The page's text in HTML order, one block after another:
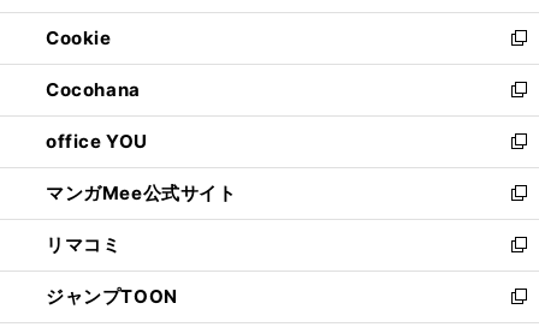
開
く
ウ
で
開
く
ン
ド
ウ
で
開
く
ウ
ィ
ン
ド
ウ
で
開
く
Cookie
新
し
い
ウ
ィ
ン
ド
ウ
で
開
く
Cocohana
新
し
い
ウ
ィ
ン
ド
ウ
で
開
office YOU
新
し
い
ウ
ィ
ン
ド
ウ
マンガMee公式サイト
新
し
い
ウ
ィ
ン
リマコミ
新
し
い
ウ
ジャンプTOON
新
し